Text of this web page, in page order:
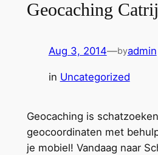
Geocaching
Aug 3, 2014—byadmin
in Uncategorized
Geocaching is
geocoordinaten met
je mobiel! Vandaag naar